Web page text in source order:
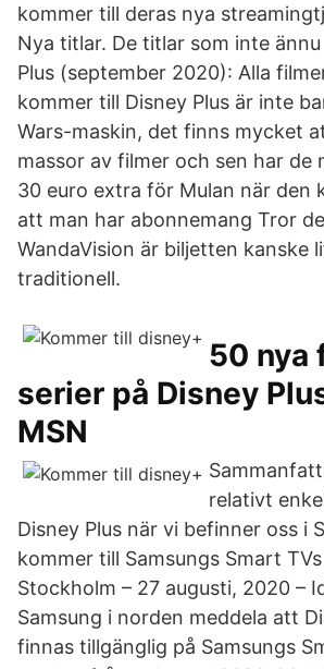
kommer till deras nya
Nya titlar. De titlar som inte
Plus (september 2020): Alla
kommer till Disney Plus är inte
Wars-maskin, det finns mycket
massor av filmer och sen har de
30 euro extra för Mulan när den
att man har abonnemang Tror
WandaVision är biljetten kanske
traditionell.
50 nya
serier på Disney
MSN
relativt
Disney Plus när vi befinner oss i
kommer till Samsungs Smart
Stockholm – 27 augusti, 2020 –
Samsung i norden meddela att
finnas tillgänglig på Samsungs